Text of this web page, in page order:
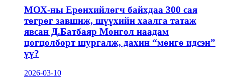
МОХ-ны Ерөнхийлөгч байхдаа 300 сая
төгрөг завшиж, шүүхийн хаалга татаж
явсан Д.Батбаяр Монгол наадам
цогцолборт шургалж, дахин “мөнгө идсэн”
үү?
2026-03-10